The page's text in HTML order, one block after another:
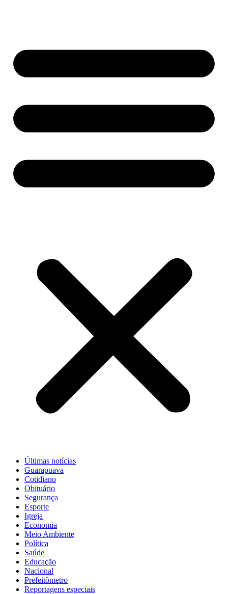
Últimas notícias
Guarapuava
Cotidiano
Obituário
Segurança
Esporte
Igreja
Economia
Meio Ambiente
Política
Saúde
Educação
Nacional
Prefeitômetro
Reportagens especiais